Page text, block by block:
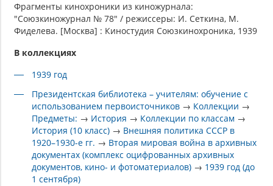
Фрагменты кинохроники из киножурнала:
"Союзкиножурнал № 78" / режиссеры: И. Сеткина, М.
Фиделева. [Москва] : Киностудия Союзкинохроника, 1939
В коллекциях
1939 год
Президентская библиотека – учителям: обучение с
использованием первоисточников → Коллекции →
Предметы: → История → Коллекции по классам →
История (10 класс) → Внешняя политика СССР в
1920–1930-е гг. → Вторая мировая война в архивных
документах (комплекс оцифрованных архивных
документов, кино- и фотоматериалов) → 1939 год (до
1 сентября)